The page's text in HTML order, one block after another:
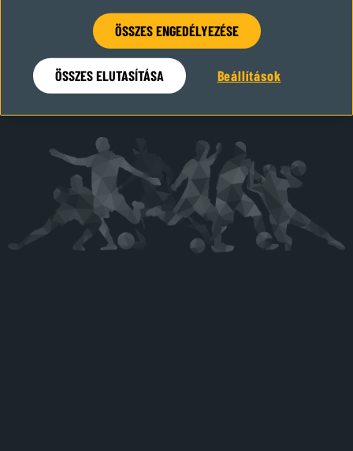
Hamarosan visszatérünk
ÖSSZES ENGEDÉLYEZÉSE
ÖSSZES ELUTASÍTÁSA Beállítások